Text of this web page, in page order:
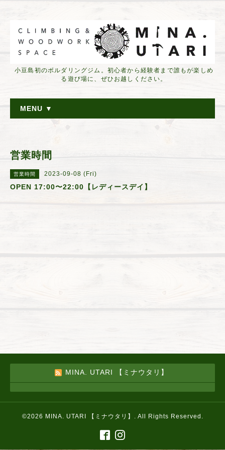
小豆島初のボルダリングジム。初心者から経験者まで誰もが楽しめ
る遊び場に、ぜひお越しください。
MENU ▼
営業時間
営業時間 2023-09-08 (Fri)
OPEN 17:00〜22:00【レディースデイ】
MINA. UTARI 【ミナウタリ】
©2026 MINA. UTARI 【ミナウタリ】 . All Rights Reserved.